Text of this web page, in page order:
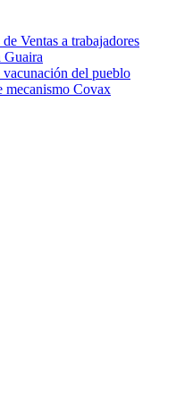
Ventas a trabajadores
Guaira
del pueblo
mecanismo Covax